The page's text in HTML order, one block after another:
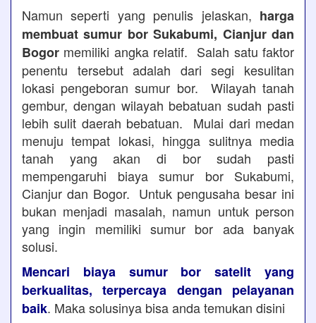
Namun seperti yang penulis jelaskan, harga
membuat sumur bor Sukabumi, Cianjur dan
Bogor memiliki angka relatif. Salah satu faktor
penentu tersebut adalah dari segi kesulitan
lokasi pengeboran sumur bor. Wilayah tanah
gembur, dengan wilayah bebatuan sudah pasti
lebih sulit daerah bebatuan. Mulai dari medan
menuju tempat lokasi, hingga sulitnya media
tanah yang akan di bor sudah pasti
mempengaruhi biaya sumur bor Sukabumi,
Cianjur dan Bogor. Untuk pengusaha besar ini
bukan menjadi masalah, namun untuk person
yang ingin memiliki sumur bor ada banyak
solusi.
Mencari biaya sumur bor satelit yang
berkualitas, terpercaya dengan pelayanan
baik. Maka solusinya bisa anda temukan disini